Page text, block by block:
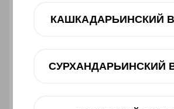
Muddatli to‘lov
Mavjudligini
КАШКАДАРЬИНСКИЙ
СУРХАНДАРЬИНСКИЙ